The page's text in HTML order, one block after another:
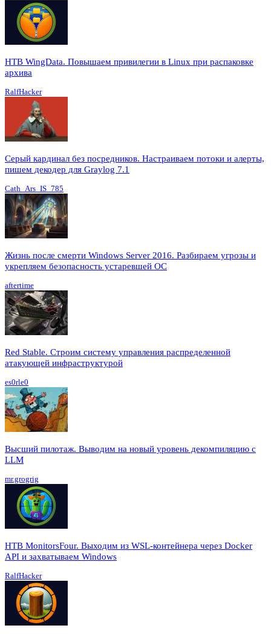
HTB WingData. Повышаем привилегии в Linux при распаковке
архива
RalfHacker
Серый кардинал без посредников. Настраиваем потоки и алерты,
пишем декодер для Graylog 7.1
Cath_Ars_IS_785
Жизнь после смерти Windows Server 2016. Разбираем угрозы и
укрепляем безопасность устаревшей ОС
aftertime
Red Stable. Строим систему управления распределенной
атакующей инфраструктурой
es0rle0
Высший пилотаж. Выводим на новый уровень декомпиляцию с
LLM
mr.grogrig
HTB MonitorsFour. Выходим из WSL-контейнера через Docker
API и захватываем Windows
RalfHacker